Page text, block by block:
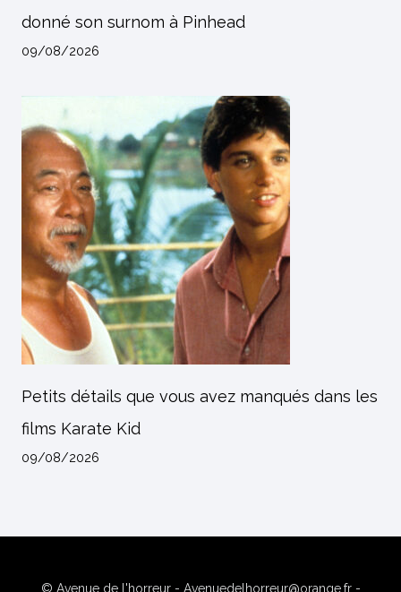
donné son surnom à Pinhead
09/08/2026
Petits détails que vous avez manqués dans les
films Karate Kid
09/08/2026
© Avenue de l'horreur - Avenuedelhorreur@orange.fr -